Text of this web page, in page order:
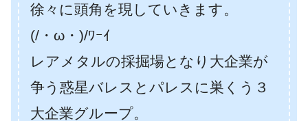
徐々に頭角を現していきます。
(/・ω・)/ﾜｰｲ
レアメタルの採掘場となり大企業が
争う惑星バレスとパレスに巣くう３
大企業グループ。